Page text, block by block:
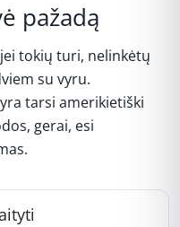
pažadą
tokių turi, nelinkėtų
su vyru.
tarsi amerikietiški
gerai, esi